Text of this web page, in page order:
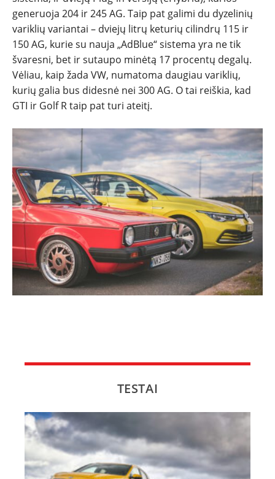
generuoja 204 ir 245 AG. Taip pat galimi du dyzelinių
variklių variantai – dviejų litrų keturių cilindrų 115 ir
150 AG, kurie su nauja „AdBlue“ sistema yra ne tik
švaresni, bet ir sutaupo minėtą 17 procentų degalų.
Vėliau, kaip žada VW, numatoma daugiau variklių,
kurių galia bus didesnė nei 300 AG. O tai reiškia, kad
GTI ir Golf R taip pat turi ateitį.
TESTAI